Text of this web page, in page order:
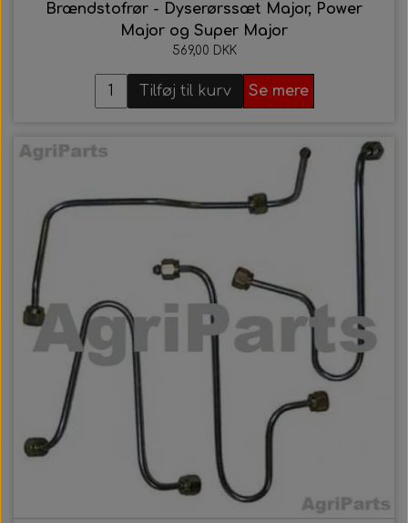
Brændstofrør - Dyserørssæt Major, Power
Major og Super Major
569,00 DKK
Tilføj til kurv Se mere